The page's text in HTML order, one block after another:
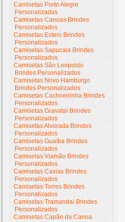
Camisetas Porto Alegre
Personalizadas
Camisetas Canoas Brindes
Personalizados
Camisetas Esteio Brindes
Personalizados
Camisetas Sapucaia Brindes
Personalizados
Camisetas São Leopoldo
Brindes Personalizados
Camisetas Novo Hamburgo
Brindes Personalizados
Camisetas Cachoeirinha Brindes
Personalizados
Camisetas Gravataí Brindes
Personalizados
Camisetas Alvorada Brindes
Personalizados
Camisetas Guaíba Brindes
Personalizados
Camisetas Viamão Brindes
Personalizados
Camisetas Caxias Brindes
Personalizados
Camisetas Torres Brindes
Personalizados
Camisetas Tramandaí Brindes
Personalizados
Camisetas Capão da Canoa